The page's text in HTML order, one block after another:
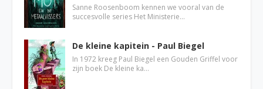
Sanne Roosenboom kennen we vooral van de
succesvolle series Het Ministerie…
De kleine kapitein - Paul Biegel
In 1972 kreeg Paul Biegel een Gouden Griffel voor
zijn boek De kleine ka…